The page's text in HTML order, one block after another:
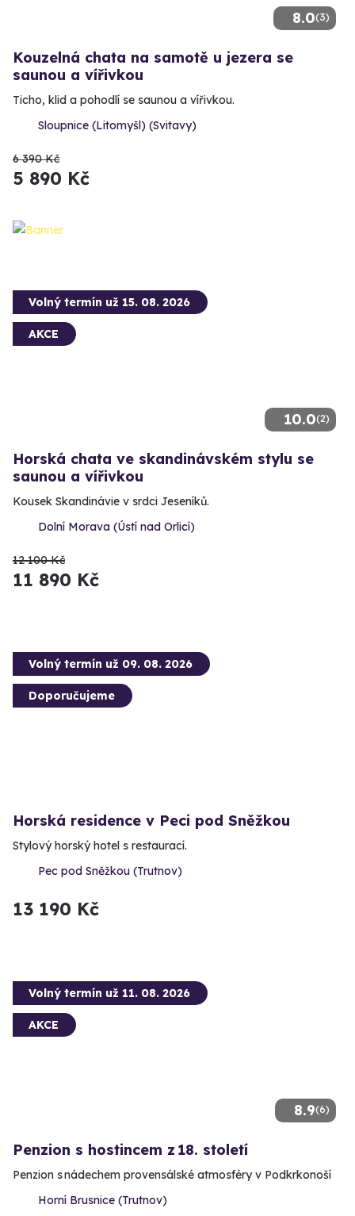
8.0(3)
Kouzelná chata na samotě u jezera se
saunou a vířivkou
Ticho, klid a pohodlí se saunou a vířivkou.
Sloupnice (Litomyšl) (Svitavy)
6 390 Kč
5 890 Kč
10.0(2)
Volný termín už 15. 08. 2026
AKCE
Horská chata ve skandinávském stylu se
saunou a vířivkou
Kousek Skandinávie v srdci Jeseníků.
Dolní Morava (Ústí nad Orlicí)
12 100 Kč
11 890 Kč
Volný termín už 09. 08. 2026
Doporučujeme
Horská residence v Peci pod Sněžkou
Stylový horský hotel s restaurací.
Pec pod Sněžkou (Trutnov)
13 190 Kč
8.9(6)
Volný termín už 11. 08. 2026
AKCE
Penzion s hostincem z 18. století
Penzion s nádechem provensálské atmosféry v Podkrkonoší
Horní Brusnice (Trutnov)